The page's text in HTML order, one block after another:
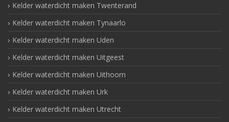
Kelder waterdicht maken Twenterand
Kelder waterdicht maken Tynaarlo
Kelder waterdicht maken Uden
Kelder waterdicht maken Uitgeest
Kelder waterdicht maken Uithoorn
Kelder waterdicht maken Urk
Kelder waterdicht maken Utrecht